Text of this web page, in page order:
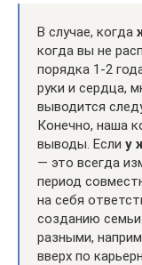
В случае, когда
когда вы не
порядка 1-2
руки и сердца,
выводится
Конечно, наша
выводы. Если у
— это всегда
период
на себя
созданию
разными,
вверх по